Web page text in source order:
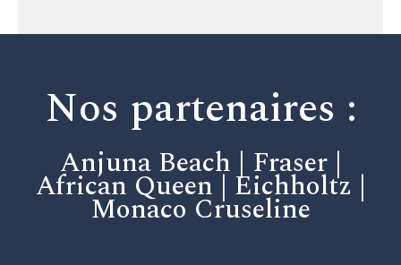
Nos partenaires :
Anjuna Beach | Fraser |
African Queen | Eichholtz |
Monaco Cruseline